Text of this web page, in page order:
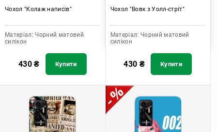
Чохол "Колаж написів"
Матеріал: Чорний матовий
силікон
430₴ Купити
Чохол "Вовк з Уолл-стріт"
Матеріал: Чорний матовий
силікон
430 ₴ Купити